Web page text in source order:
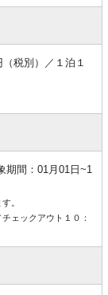
税別）／１泊１
期間：01月01日~1
。
ェックアウト１０：